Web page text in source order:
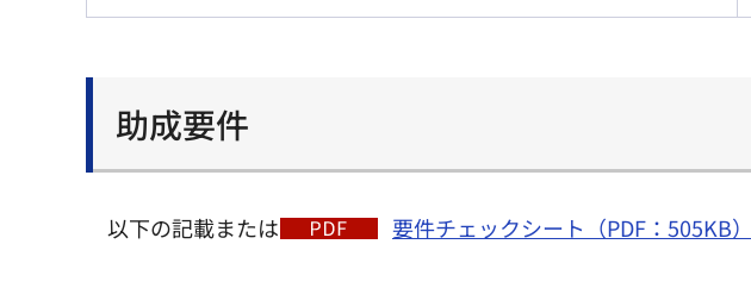
助成要件
以下の記載または 要件チェックシート（PDF：505KB）